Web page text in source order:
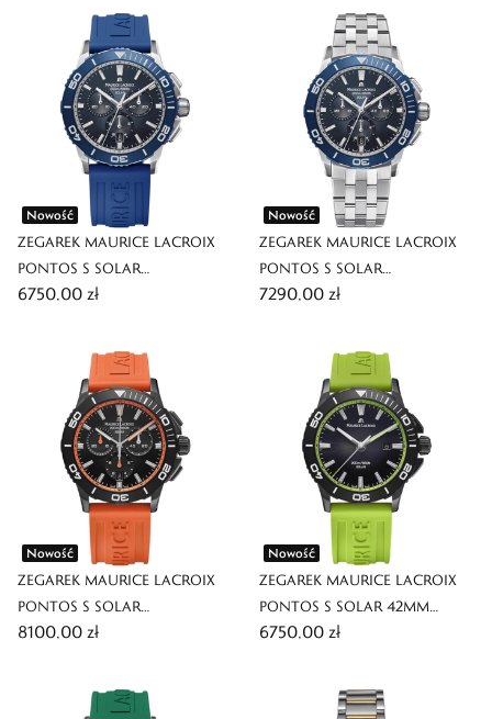
Nowość
ZEGAREK MAURICE LACROIX
PONTOS S SOLAR
CHRONOGRAPH 42MM
6750,00 zł
Nowość
ZEGAREK MAURICE LACROIX
PONTOS S SOLAR
CHRONOGRAPH 42MM
7290,00 zł
Nowość
ZEGAREK MAURICE LACROIX
PONTOS S SOLAR
CHRONOGRAPH 42MM
8100,00 zł
Nowość
ZEGAREK MAURICE LACROIX
PONTOS S SOLAR 42MM
LIMITED EDITION
6750,00 zł